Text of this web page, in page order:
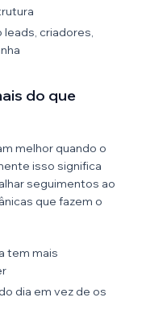
criadores,
do que
melhor quando o
isso significa
seguimentos ao
que fazem o
tem mais
dia em vez de os